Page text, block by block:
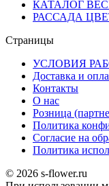
КАТАЛОГ
РАССАДА
Страницы
УСЛОВИЯ
Доставка и
Контакты
О наc
Розница
Политика
Согласие на
Политика
© 2026 s-flower.ru